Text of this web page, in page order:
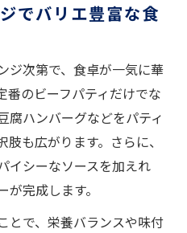
でバリエ豊富な食
ジ次第で、食卓が一気に華
番のビーフパティだけでな
腐ハンバーグなどをパティ
も広がります。さらに、
イシーなソースを加えれ
完成します。
とで、栄養バランスや味付